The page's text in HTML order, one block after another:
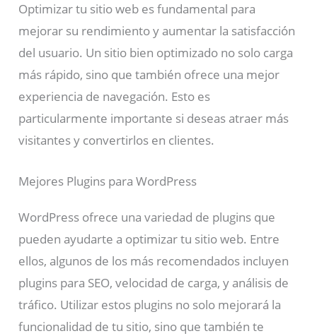
Optimizar tu sitio web es fundamental para
mejorar su rendimiento y aumentar la satisfacción
del usuario. Un sitio bien optimizado no solo carga
más rápido, sino que también ofrece una mejor
experiencia de navegación. Esto es
particularmente importante si deseas atraer más
visitantes y convertirlos en clientes.
Mejores Plugins para WordPress
WordPress ofrece una variedad de plugins que
pueden ayudarte a optimizar tu sitio web. Entre
ellos, algunos de los más recomendados incluyen
plugins para SEO, velocidad de carga, y análisis de
tráfico. Utilizar estos plugins no solo mejorará la
funcionalidad de tu sitio, sino que también te